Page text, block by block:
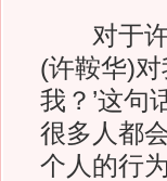
对于许
(许鞍华)
我？’这句
很多人都
个人的行